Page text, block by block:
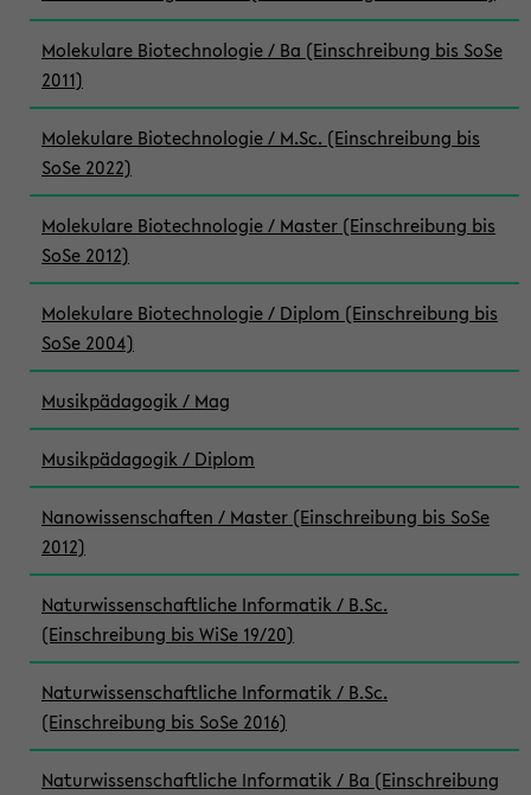
Molekulare Biotechnologie / Ba (Einschreibung bis SoSe
2011)
Molekulare Biotechnologie / M.Sc. (Einschreibung bis
SoSe 2022)
Molekulare Biotechnologie / Master (Einschreibung bis
SoSe 2012)
Molekulare Biotechnologie / Diplom (Einschreibung bis
SoSe 2004)
Musikpädagogik / Mag
Musikpädagogik / Diplom
Nanowissenschaften / Master (Einschreibung bis SoSe
2012)
Naturwissenschaftliche Informatik / B.Sc.
(Einschreibung bis WiSe 19/20)
Naturwissenschaftliche Informatik / B.Sc.
(Einschreibung bis SoSe 2016)
Naturwissenschaftliche Informatik / Ba (Einschreibung